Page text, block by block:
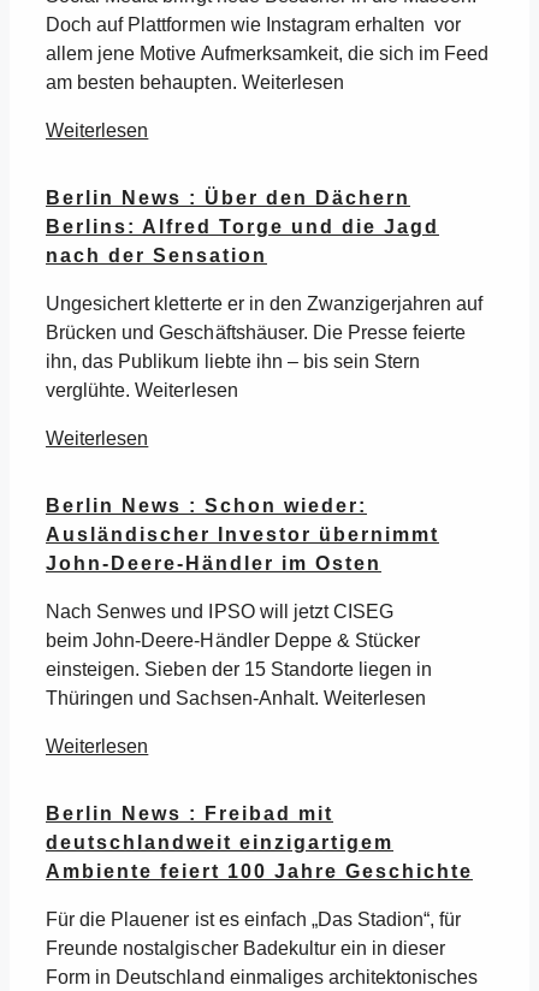
Doch auf Plattformen wie Instagram erhalten vor
allem jene Motive Aufmerksamkeit, die sich im Feed
am besten behaupten. Weiterlesen
Weiterlesen
Berlin News : Über den Dächern
Berlins: Alfred Torge und die Jagd
nach der Sensation
Ungesichert kletterte er in den Zwanzigerjahren auf
Brücken und Geschäftshäuser. Die Presse feierte
ihn, das Publikum liebte ihn – bis sein Stern
verglühte. Weiterlesen
Weiterlesen
Berlin News : Schon wieder:
Ausländischer Investor übernimmt
John-Deere-Händler im Osten
Nach Senwes und IPSO will jetzt CISEG
beim John-Deere-Händler Deppe & Stücker
einsteigen. Sieben der 15 Standorte liegen in
Thüringen und Sachsen-Anhalt. Weiterlesen
Weiterlesen
Berlin News : Freibad mit
deutschlandweit einzigartigem
Ambiente feiert 100 Jahre Geschichte
Für die Plauener ist es einfach „Das Stadion“, für
Freunde nostalgischer Badekultur ein in dieser
Form in Deutschland einmaliges architektonisches